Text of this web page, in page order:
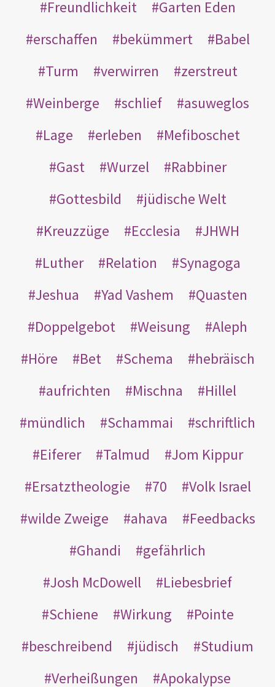
Freundlichkeit
Garten Eden
erschaffen
bekümmert
Babel
Turm
verwirren
zerstreut
Weinberge
schlief
asuweglos
Lage
erleben
Mefiboschet
Gast
Wurzel
Rabbiner
Gottesbild
jüdische Welt
Kreuzzüge
Ecclesia
JHWH
Luther
Relation
Synagoga
Jeshua
Yad Vashem
Quasten
Doppelgebot
Weisung
Aleph
Höre
Bet Schema
hebräisch
aufrichten
Mischna
Hillel
mündlich
Schammai
schriftlich
Eiferer
Talmud
Jom Kippur
Ersatztheologie
70
Volk Israel
wilde Zweige
ahava
Feedbacks
Ghandi
gefährlich
Josh McDowell
Liebesbrief
Schiene
Wirkung
Pointe
beschreibend
jüdisch
Studium
Verheißungen
Apokalypse